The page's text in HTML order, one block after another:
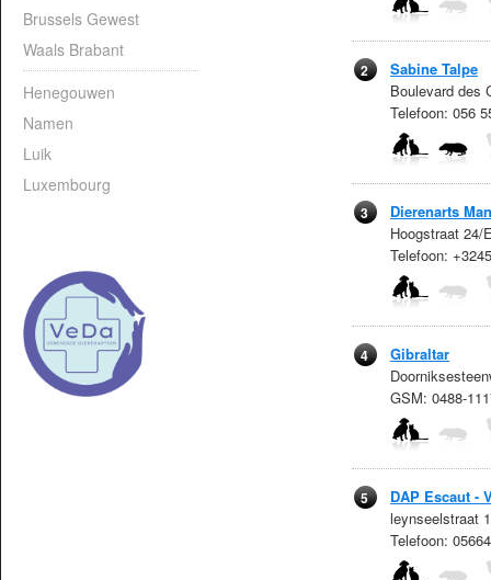
Brussels Gewest
Waals Brabant
Henegouwen
Namen
Luik
Luxembourg
2
Sabine Talpe
Boulevard des
Telefoon: 056
3
Dierenarts
Hoogstraat 24/
Telefoon:
4
Gibraltar
GSM: 0488-
5
DAP Escaut -
leynseelstraat
Telefoon: